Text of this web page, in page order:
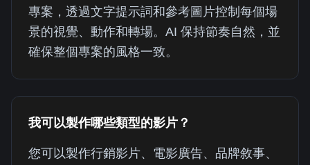
專案，透過文字提示詞和參考圖片控制每個場
景的視覺、動作和轉場。AI 保持節奏自然，並
確保整個專案的風格一致。
我可以製作哪些類型的影片？
您可以製作行銷影片、電影廣告、品牌敘事、